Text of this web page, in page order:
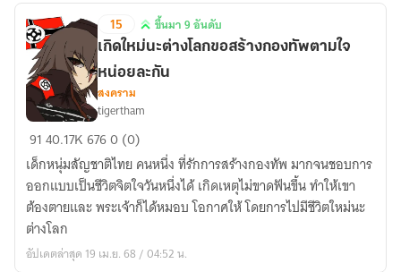
เกิด
ใหม่
นะ
ต่าง
โลก
ขอ
สร้าง
15
ขึ้น
มา
9
ขึ้นมา 9 อันดับ
เกิดใหม่นะต่างโลกขอสร้างกองทัพตามใจ
หน่อยละกัน
สงคราม
tigertham
9140.17K6760 (0)
เด็กหนุ่มสัญชาติไทย คนหนึ่ง ที่รักการสร้างกองทัพ มากจนชอบการ
ออกแบบเป็นชีวิตจิตใจวันหนึ่งได้ เกิดเหตุไม่ขาดฟันขึ้น ทำให้เขา
ต้องตายและ พระเจ้าก็ได้หมอบ โอกาศให้ โดยการไปมีชีวิตใหม่นะ
ต่างโลก
อัปเดตล่าสุด 19 เม.ย. 68 / 04:52 น.